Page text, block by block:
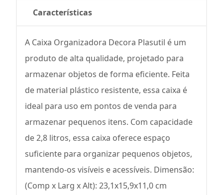
Características
A Caixa Organizadora Decora Plasutil é um
produto de alta qualidade, projetado para
armazenar objetos de forma eficiente. Feita
de material plástico resistente, essa caixa é
ideal para uso em pontos de venda para
armazenar pequenos itens. Com capacidade
de 2,8 litros, essa caixa oferece espaço
suficiente para organizar pequenos objetos,
mantendo-os visíveis e acessíveis. Dimensão:
(Comp x Larg x Alt): 23,1x15,9x11,0 cm